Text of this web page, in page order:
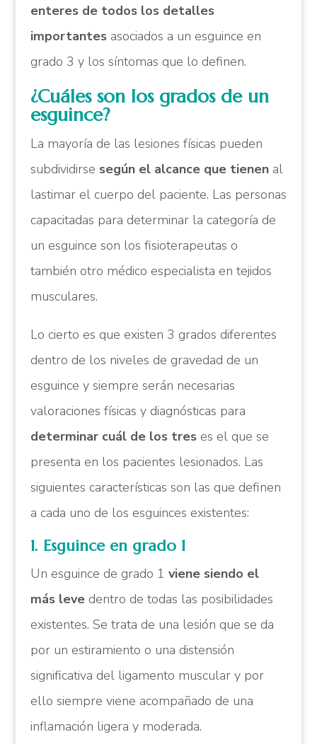
enteres de todos los detalles
importantesasociados a un esguince en
grado 3 y los síntomas que lo definen.
¿Cuáles son los grados de un
esguince?
La mayoría de las lesiones físicas pueden
subdividirse según el alcance que tienen al
lastimar el cuerpo del paciente. Las personas
capacitadas para determinar la categoría de
un esguince son los fisioterapeutas o
también otro médico especialista en tejidos
musculares.
Lo cierto es que existen 3 grados diferentes
dentro de los niveles de gravedad de un
esguince y siempre serán necesarias
valoraciones físicas y diagnósticas para
determinar cuál de los tres es el que se
presenta en los pacientes lesionados. Las
siguientes características son las que definen
a cada uno de los esguinces existentes:
1. Esguince en grado 1
Un esguince de grado 1 viene siendo el
más levedentro de todas las posibilidades
existentes. Se trata de una lesión que se da
por un estiramiento o una distensión
significativa del ligamento muscular y por
ello siempre viene acompañado de una
inflamación ligera y moderada.